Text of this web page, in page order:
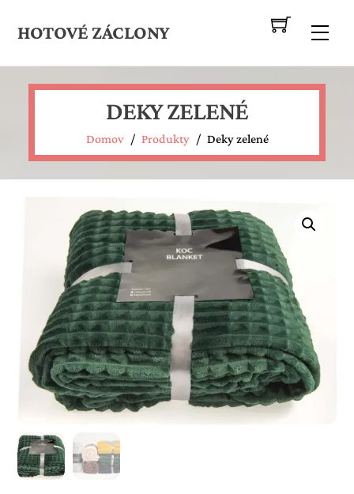
HOTOVÉ ZÁCLONY
DEKY ZELENÉ
Domov / Produkty / Deky zelené